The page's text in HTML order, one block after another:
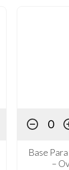
Base
–